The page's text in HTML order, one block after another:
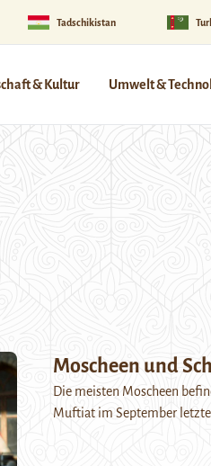
Tadschikistan
& Kultur Umwelt &
Moscheen und
Die meisten Moscheen
Muftiat im September